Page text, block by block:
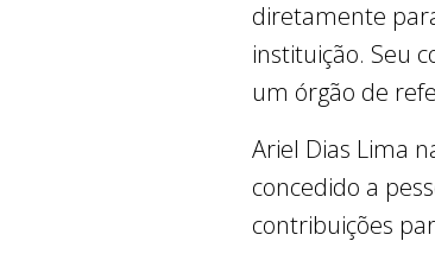
diretamente
instituição. Seu
um órgão de
Ariel Dias Lima
concedido a
contribuições